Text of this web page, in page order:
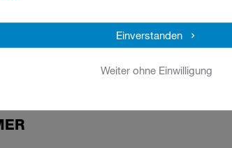
Einverstanden
Weiter ohne Einwilligung